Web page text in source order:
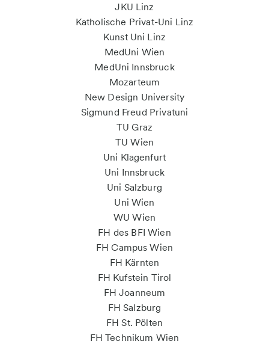
JKU Linz
Katholische Privat-Uni Linz
Kunst Uni Linz
MedUni Wien
MedUni Innsbruck
Mozarteum
New Design University
Sigmund Freud Privatuni
TU Graz
TU Wien
Uni Klagenfurt
Uni Innsbruck
Uni Salzburg
Uni Wien
WU Wien
FH des BFI Wien
FH Campus Wien
FH Kärnten
FH Kufstein Tirol
FH Joanneum
FH Salzburg
FH St. Pölten
FH Technikum Wien